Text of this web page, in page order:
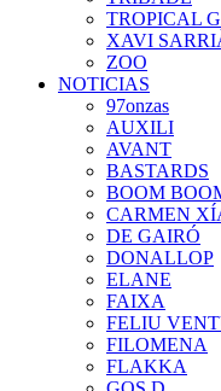
TROPICAL
XAVI
ZOO
NOTICIAS
97onzas
AUXILI
AVANT
BASTARDS
BOOM
CARMEN
DE GAIRÓ
DONALLOP
ELANE
FAIXA
FELIU
FILOMENA
FLAKKA